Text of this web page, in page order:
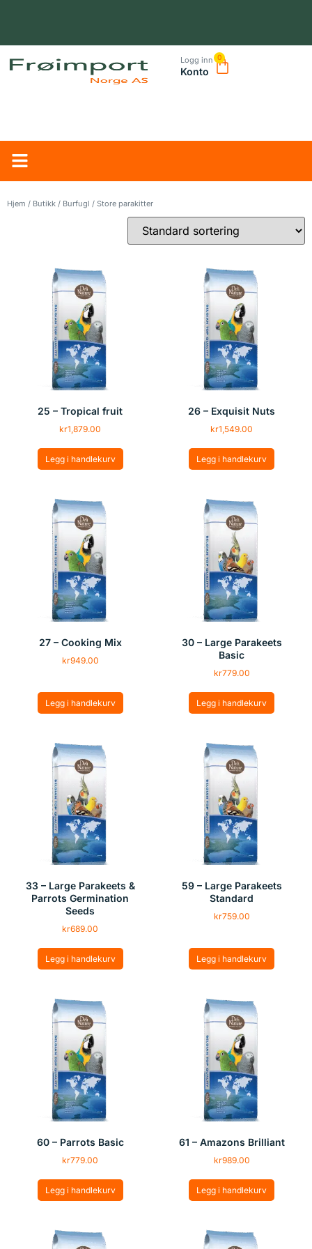
NORSK LEVERANDØR – TRYGG HANDEL OG RASK LEVERING
Logg inn
Konto
0
Hjem / Butikk / Burfugl / Store parakitter
25 – Tropical fruit
kr1,879.00
Legg i handlekurv
26 – Exquisit Nuts
kr1,549.00
Legg i handlekurv
27 – Cooking Mix
kr949.00
Legg i handlekurv
30 – Large Parakeets
Basic
kr779.00
Legg i handlekurv
33 – Large Parakeets &
Parrots Germination
Seeds
kr689.00
Legg i handlekurv
59 – Large Parakeets
Standard
kr759.00
Legg i handlekurv
60 – Parrots Basic
kr779.00
Legg i handlekurv
61 – Amazons Brilliant
kr989.00
Legg i handlekurv